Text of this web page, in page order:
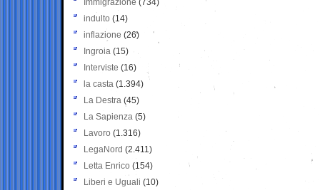
Immigrazione (734)
indulto (14)
inflazione (26)
Ingroia (15)
Interviste (16)
la casta (1.394)
La Destra (45)
La Sapienza (5)
Lavoro (1.316)
LegaNord (2.411)
Letta Enrico (154)
Liberi e Uguali (10)